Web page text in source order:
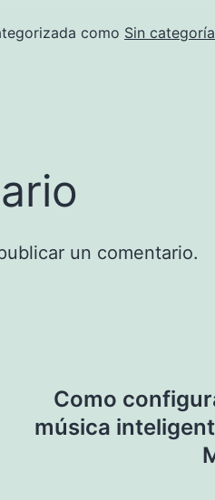
como Sin categoría
un comentario.
Como
música